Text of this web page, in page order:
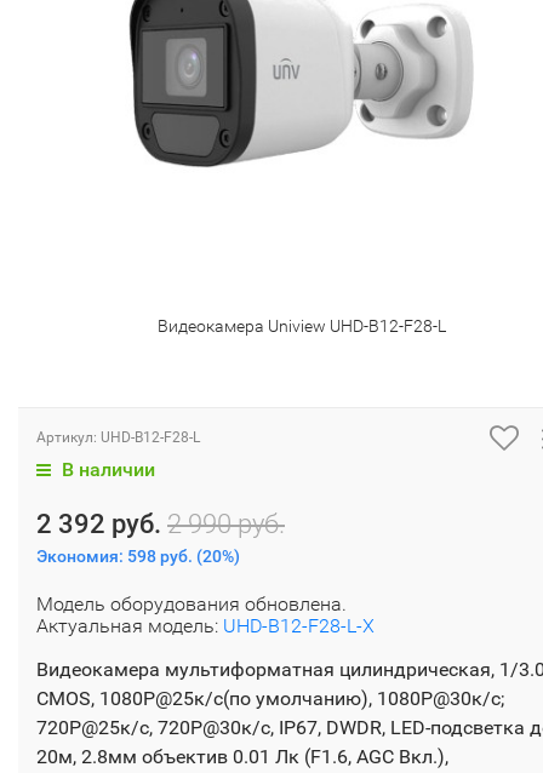
Видеокамера Uniview UHD-B12-F28-L
Артикул: UHD-B12-F28-L
В наличии
2 392 руб. 2 990 руб.
Экономия: 598 руб. (20%)
Модель оборудования обновлена.
Актуальная модель: UHD-B12-F28-L-X
Видеокамера мультиформатная цилиндрическая, 1/
CMOS, 1080P@25к/с(по умолчанию), 1080P@30к/с;
720P@25к/с, 720P@30к/с, IP67, DWDR, LED-подсветка
20м, 2.8мм объектив 0.01 Лк (F1.6, AGC Вкл.),